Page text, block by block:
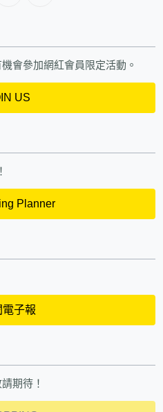
會參加網紅會員限定活動。
US
Planner
電子報
期待！